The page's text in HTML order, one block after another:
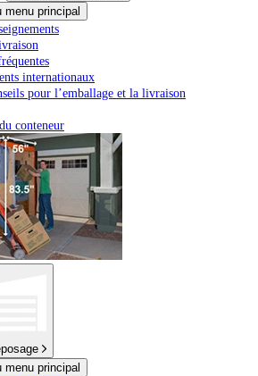
menu principal
internationaux
pour l’emballage et la livraison
conteneur
menu principal